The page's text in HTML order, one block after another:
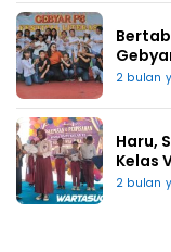
2 bulan
Haru,
Kelas
2 bulan